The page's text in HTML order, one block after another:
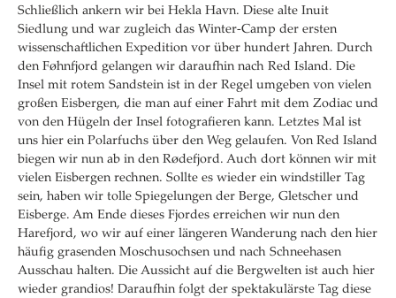
Schließlich ankern wir bei Hekla Havn. Diese alte Inuit
Siedlung und war zugleich das Winter-Camp der ersten
wissenschaftlichen Expedition vor über hundert Jahren. Durch
den Føhnfjord gelangen wir daraufhin nach Red Island. Die
Insel mit rotem Sandstein ist in der Regel umgeben von vielen
großen Eisbergen, die man auf einer Fahrt mit dem Zodiac und
von den Hügeln der Insel fotografieren kann. Letztes Mal ist
uns hier ein Polarfuchs über den Weg gelaufen. Von Red Island
biegen wir nun ab in den Rødefjord. Auch dort können wir mit
vielen Eisbergen rechnen. Sollte es wieder ein windstiller Tag
sein, haben wir tolle Spiegelungen der Berge, Gletscher und
Eisberge. Am Ende dieses Fjordes erreichen wir nun den
Harefjord, wo wir auf einer längeren Wanderung nach den hier
häufig grasenden Moschusochsen und nach Schneehasen
Ausschau halten. Die Aussicht auf die Bergwelten ist auch hier
wieder grandios! Daraufhin folgt der spektakulärste Tag diese